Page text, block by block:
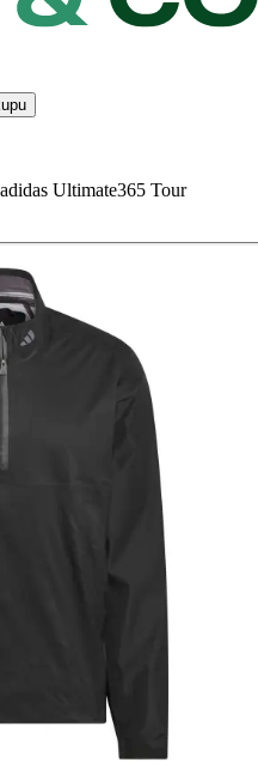
Ultimate365 Tour